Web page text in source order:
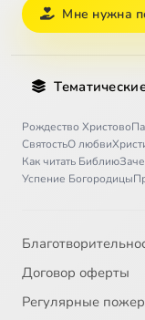
Мне нужна
Рождество Христово
СвятостьО любви
Как читать Библию
Успение Богородицы
Договор оферты
Регулярные